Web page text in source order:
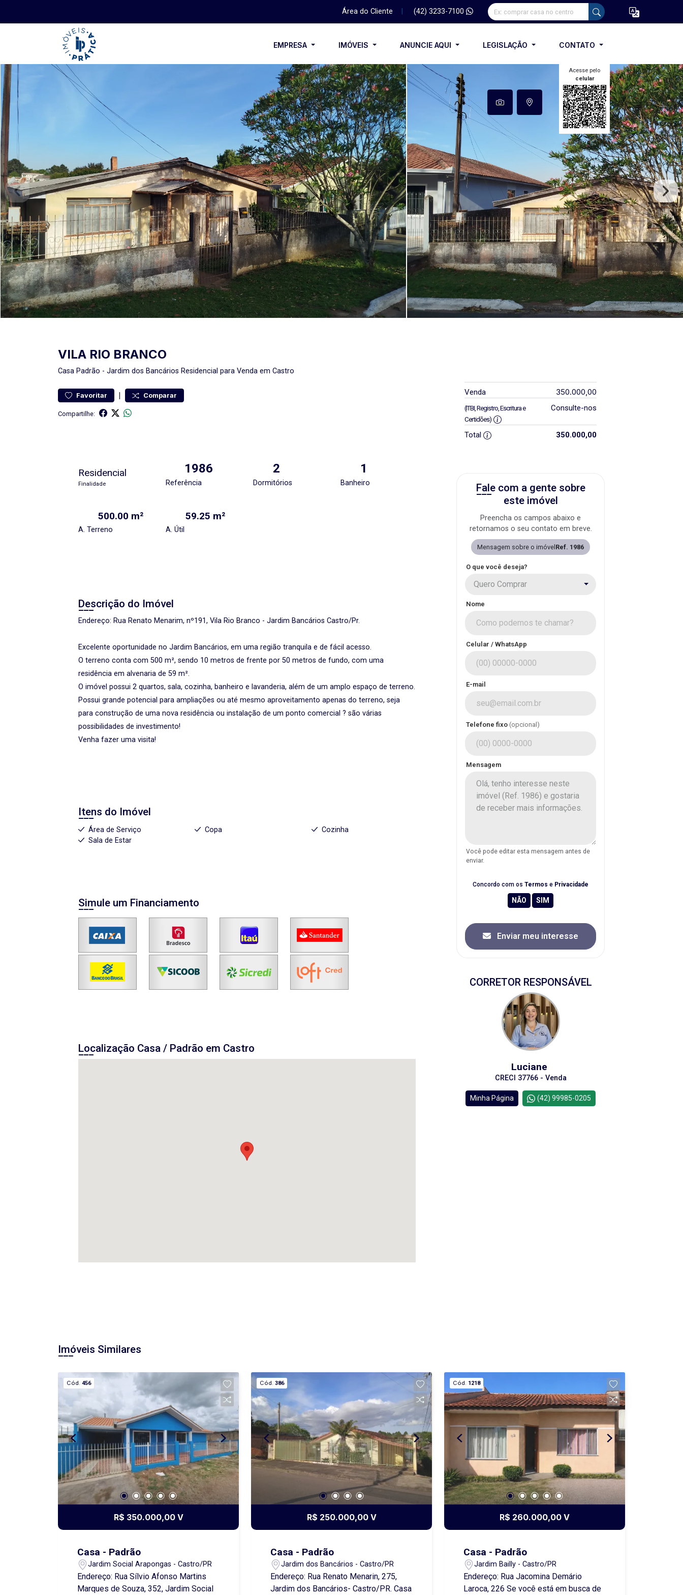
Área do Cliente (42) 3233-7100
EMPRESA IMÓVEIS ANUNCIE AQUI LEGISLAÇÃO CONTATO
Acesse pelo
celular
VILA RIO BRANCO
Casa Padrão - Jardim dos Bancários Residencial para Venda em Castro
Favoritar | Comparar
Compartilhe:
Residencial
Finalidade
1986
Referência
2
Dormitórios
1
Banheiro
500.00 m²
A. Terreno
59.25 m²
A. Útil
Descrição do Imóvel
Endereço: Rua Renato Menarim, nº191, Vila Rio Branco - Jardim Bancários Castro/Pr.
Excelente oportunidade no Jardim Bancários, em uma região tranquila e de fácil acesso.
O terreno conta com 500 m², sendo 10 metros de frente por 50 metros de fundo, com uma
residência em alvenaria de 59 m².
O imóvel possui 2 quartos, sala, cozinha, banheiro e lavanderia, além de um amplo espaço de terreno.
Possui grande potencial para ampliações ou até mesmo aproveitamento apenas do terreno, seja
para construção de uma nova residência ou instalação de um ponto comercial ? são várias
possibilidades de investimento!
Venha fazer uma visita!
Itens do Imóvel
Área de Serviço Copa
Cozinha
Sala de Estar
Simule um Financiamento
Localização Casa / Padrão em Castro
Venda 350.000,00
(ITBI, Registro, Escritura e
Certidões)
Consulte-nos
Total 350.000,00
Fale com a gente sobre
este imóvel
Preencha os campos abaixo e
retornamos o seu contato em breve.
Mensagem sobre o imóvel Ref. 1986
O que você deseja?
Quero Comprar
Nome
Celular / WhatsApp
E-mail
Telefone fixo (opcional)
Mensagem
Você pode editar esta mensagem antes de
enviar.
Concordo com os Termos e Privacidade
Enviar meu interesse
CORRETOR RESPONSÁVEL
Luciane
CRECI 37766 - Venda
Minha Página (42) 99985-0205
Imóveis Similares
Cód. 456
R$ 350.000,00 V
Casa - Padrão
Jardim Social Arapongas - Castro/PR
Endereço: Rua Sílvio Afonso Martins
Marques de Souza, 352, Jardim Social
Cód. 386
R$ 250.000,00 V
Casa - Padrão
Jardim dos Bancários - Castro/PR
Endereço: Rua Renato Menarin, 275,
Jardim dos Bancários- Castro/PR. Casa
Cód. 1218
R$ 260.000,00 V
Casa - Padrão
Jardim Bailly - Castro/PR
Endereço: Rua Jacomina Demário
Laroca, 226 Se você está em busca de